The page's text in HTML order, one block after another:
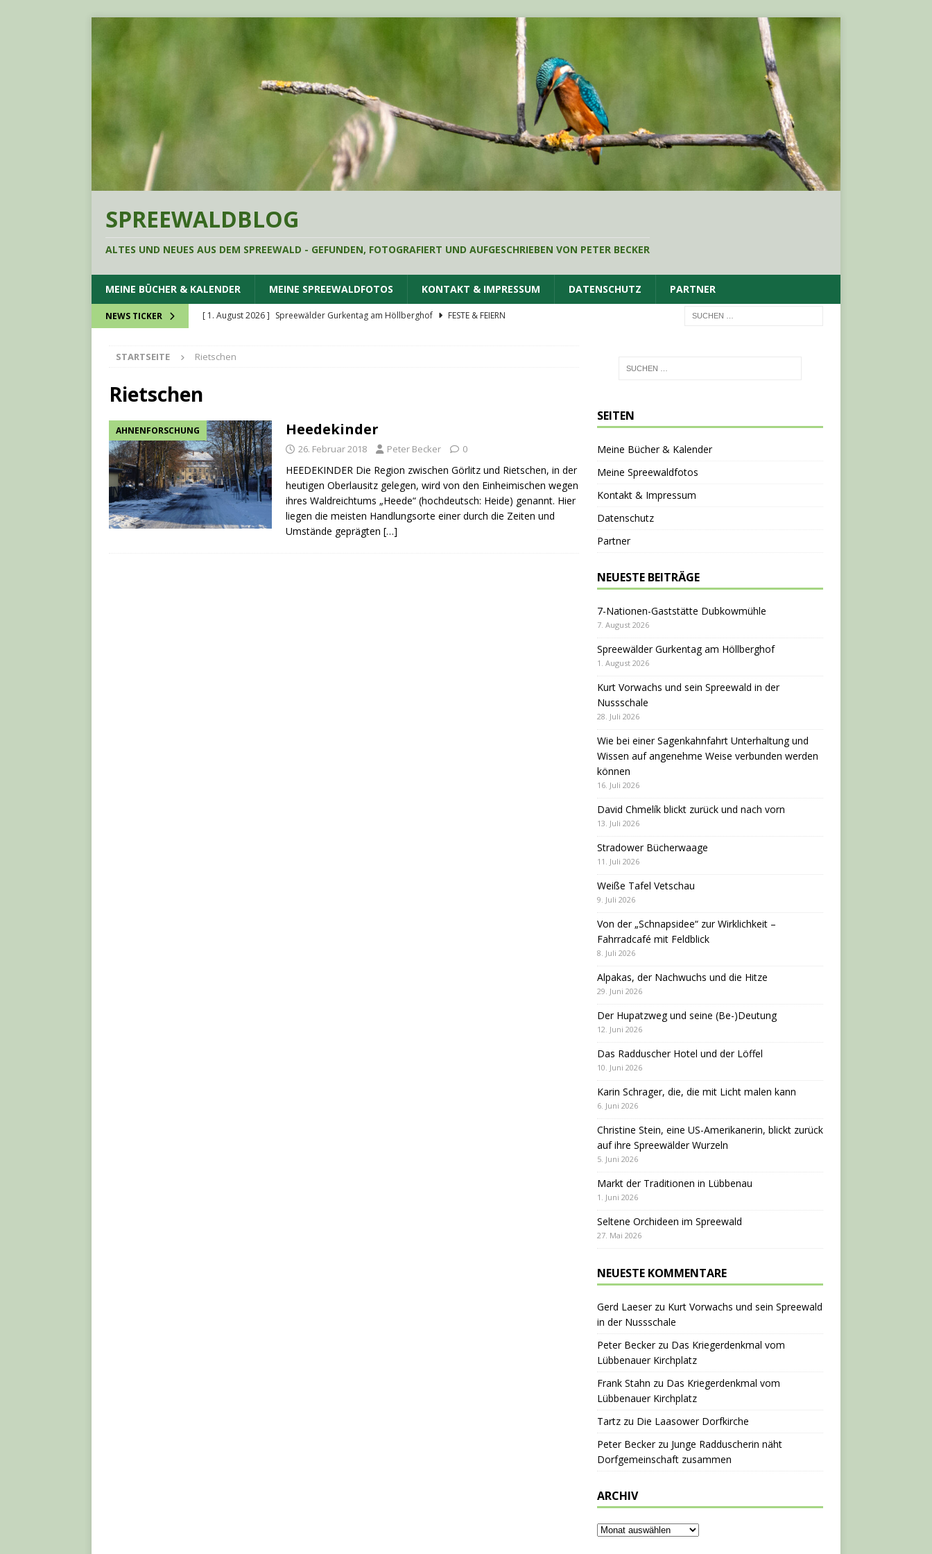
SPREEWALDBLOG
ALTES UND NEUES AUS DEM SPREEWALD - GEFUNDEN, FOTOGRAFIERT UND AUFGESCHRIEBEN VON PETER BECKER
MEINE BÜCHER & KALENDER MEINE SPREEWALDFOTOS KONTAKT & IMPRESSUM DATENSCHUTZ PARTNER
NEWS TICKER [ 1. August 2026 ] Spreewälder Gurkentag am Höllberghof
FESTE & FEIERN
[ 16. Juli 2026 ]
[ 7. August 2026 ]
7-Nationen-Gaststätte Dubkowmühle
STARTSEITE Rietschen
Rietschen
AHNENFORSCHUNG Heedekinder
26. Februar 2018 Peter Becker 0
HEEDEKINDER Die Region zwischen Görlitz und Rietschen, in der
heutigen Oberlausitz gelegen, wird von den Einheimischen wegen
ihres Waldreichtums „Heede“ (hochdeutsch: Heide) genannt. Hier
liegen die meisten Handlungsorte einer durch die Zeiten und
Umstände geprägten […]
SEITEN
Meine Bücher & Kalender
Meine Spreewaldfotos
Kontakt & Impressum
Datenschutz
Partner
NEUESTE BEITRÄGE
7-Nationen-Gaststätte Dubkowmühle
7. August 2026
Spreewälder Gurkentag am Höllberghof
1. August 2026
Kurt Vorwachs und sein Spreewald in der
Nussschale
28. Juli 2026
Wie bei einer Sagenkahnfahrt Unterhaltung und
Wissen auf angenehme Weise verbunden werden
können
16. Juli 2026
David Chmelík blickt zurück und nach vorn
13. Juli 2026
Stradower Bücherwaage
11. Juli 2026
Weiße Tafel Vetschau
9. Juli 2026
Von der „Schnapsidee“ zur Wirklichkeit –
Fahrradcafé mit Feldblick
8. Juli 2026
Alpakas, der Nachwuchs und die Hitze
29. Juni 2026
Der Hupatzweg und seine (Be-)Deutung
12. Juni 2026
Das Radduscher Hotel und der Löffel
10. Juni 2026
Karin Schrager, die, die mit Licht malen kann
6. Juni 2026
Christine Stein, eine US-Amerikanerin, blickt zurück
auf ihre Spreewälder Wurzeln
5. Juni 2026
Markt der Traditionen in Lübbenau
1. Juni 2026
Seltene Orchideen im Spreewald
27. Mai 2026
NEUESTE KOMMENTARE
Gerd Laeserzu Kurt Vorwachs und sein Spreewald
in der Nussschale
Peter Beckerzu Das Kriegerdenkmal vom
Lübbenauer Kirchplatz
Frank Stahn zu Das Kriegerdenkmal vom
Lübbenauer Kirchplatz
Tartzzu Die Laasower Dorfkirche
Peter Beckerzu Junge Radduscherin näht
Dorfgemeinschaft zusammen
ARCHIV